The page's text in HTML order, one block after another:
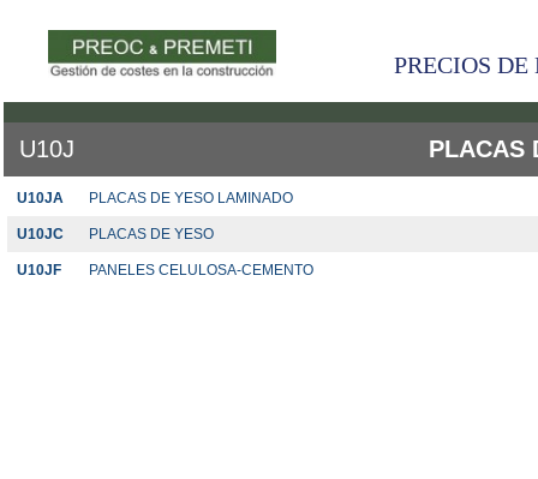
PRECIOS
U10J PLACAS
U10JA PLACAS DE YESO LAMINADO
U10JC PLACAS DE YESO
U10JF PANELES CELULOSA-CEMENTO